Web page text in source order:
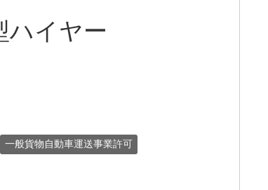
市型ハイヤー
一般貨物自動車運送事業許可